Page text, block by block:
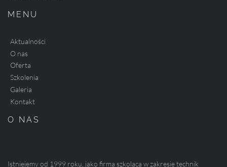
MENU
Aktualności
O nas
Oferta
Szkolenia
Galeria
Kontakt
O NAS
Istniejemy od 1999 roku, jako firma szkoląca w zakresie technik